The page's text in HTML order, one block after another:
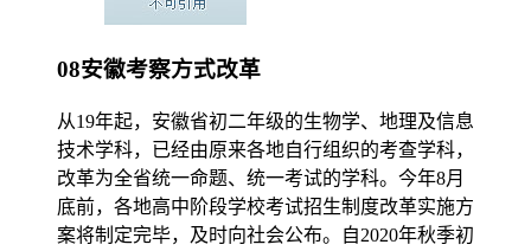
08安徽考察方式改革
从19年起，安徽省初二年级的生物学、地理及信息
技术学科，已经由原来各地自行组织的考查学科，
改革为全省统一命题、统一考试的学科。今年8月
底前，各地高中阶段学校考试招生制度改革实施方
案将制定完毕，及时向社会公布。自2020年秋季初